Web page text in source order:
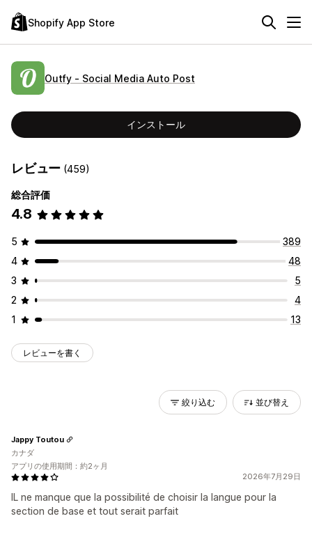
Shopify App Store
Outfy ‑ Social Media Auto Post
インストール
レビュー (459)
総合評価
4.8
5
389
4
48
3
5
2
4
1
13
レビューを書く
絞り込む 並び替え
2026年7月29日
IL ne manque que la possibilité de choisir la langue pour la
section de base et tout serait parfait
Jappy Toutou
カナダ
アプリの使用期間：約2ヶ月